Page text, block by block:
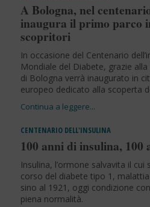
A Bologna, nel
inaugura il primo parco
scopritori
In occasione del Centenario
Mondiale del Diabete, grazie alla
di Bologna verrà inaugurato in
europeo dedicato alla scoperta
CENTENARIO DELL'INSULINA
100 anni di insulina, 100
Insulina, l’ormone salvavita il
corso del diabete tipo 1,
sino al 1921, oggi condizione
piena normalità.